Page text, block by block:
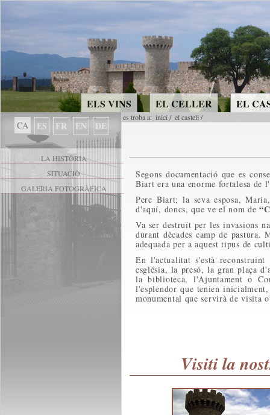
ELS VINS EL CELLER EL
CA ES FR EN DE
LA HISTÒRIA
SITUACIÒ
GALERIA FOTOGRÀFICA
es troba a: inici/ el castell/
Segons documentació que es
Biart era una enorme fortalesa de
Pere Biart; la seva esposa,
d'aquí, doncs, que ve el nom de
Va ser destruït per les invasions
durant dècades camp de
adequada per a aquest tipus de
En l'actualitat s'està
església, la presó, la gran plaça
la biblioteca, l'Ajuntament o
l'esplendor que tenien
monumental que servirà de visita
Visiti la